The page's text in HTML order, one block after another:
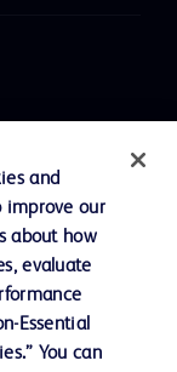
and
improve our
about how
evaluate
Essential
You can